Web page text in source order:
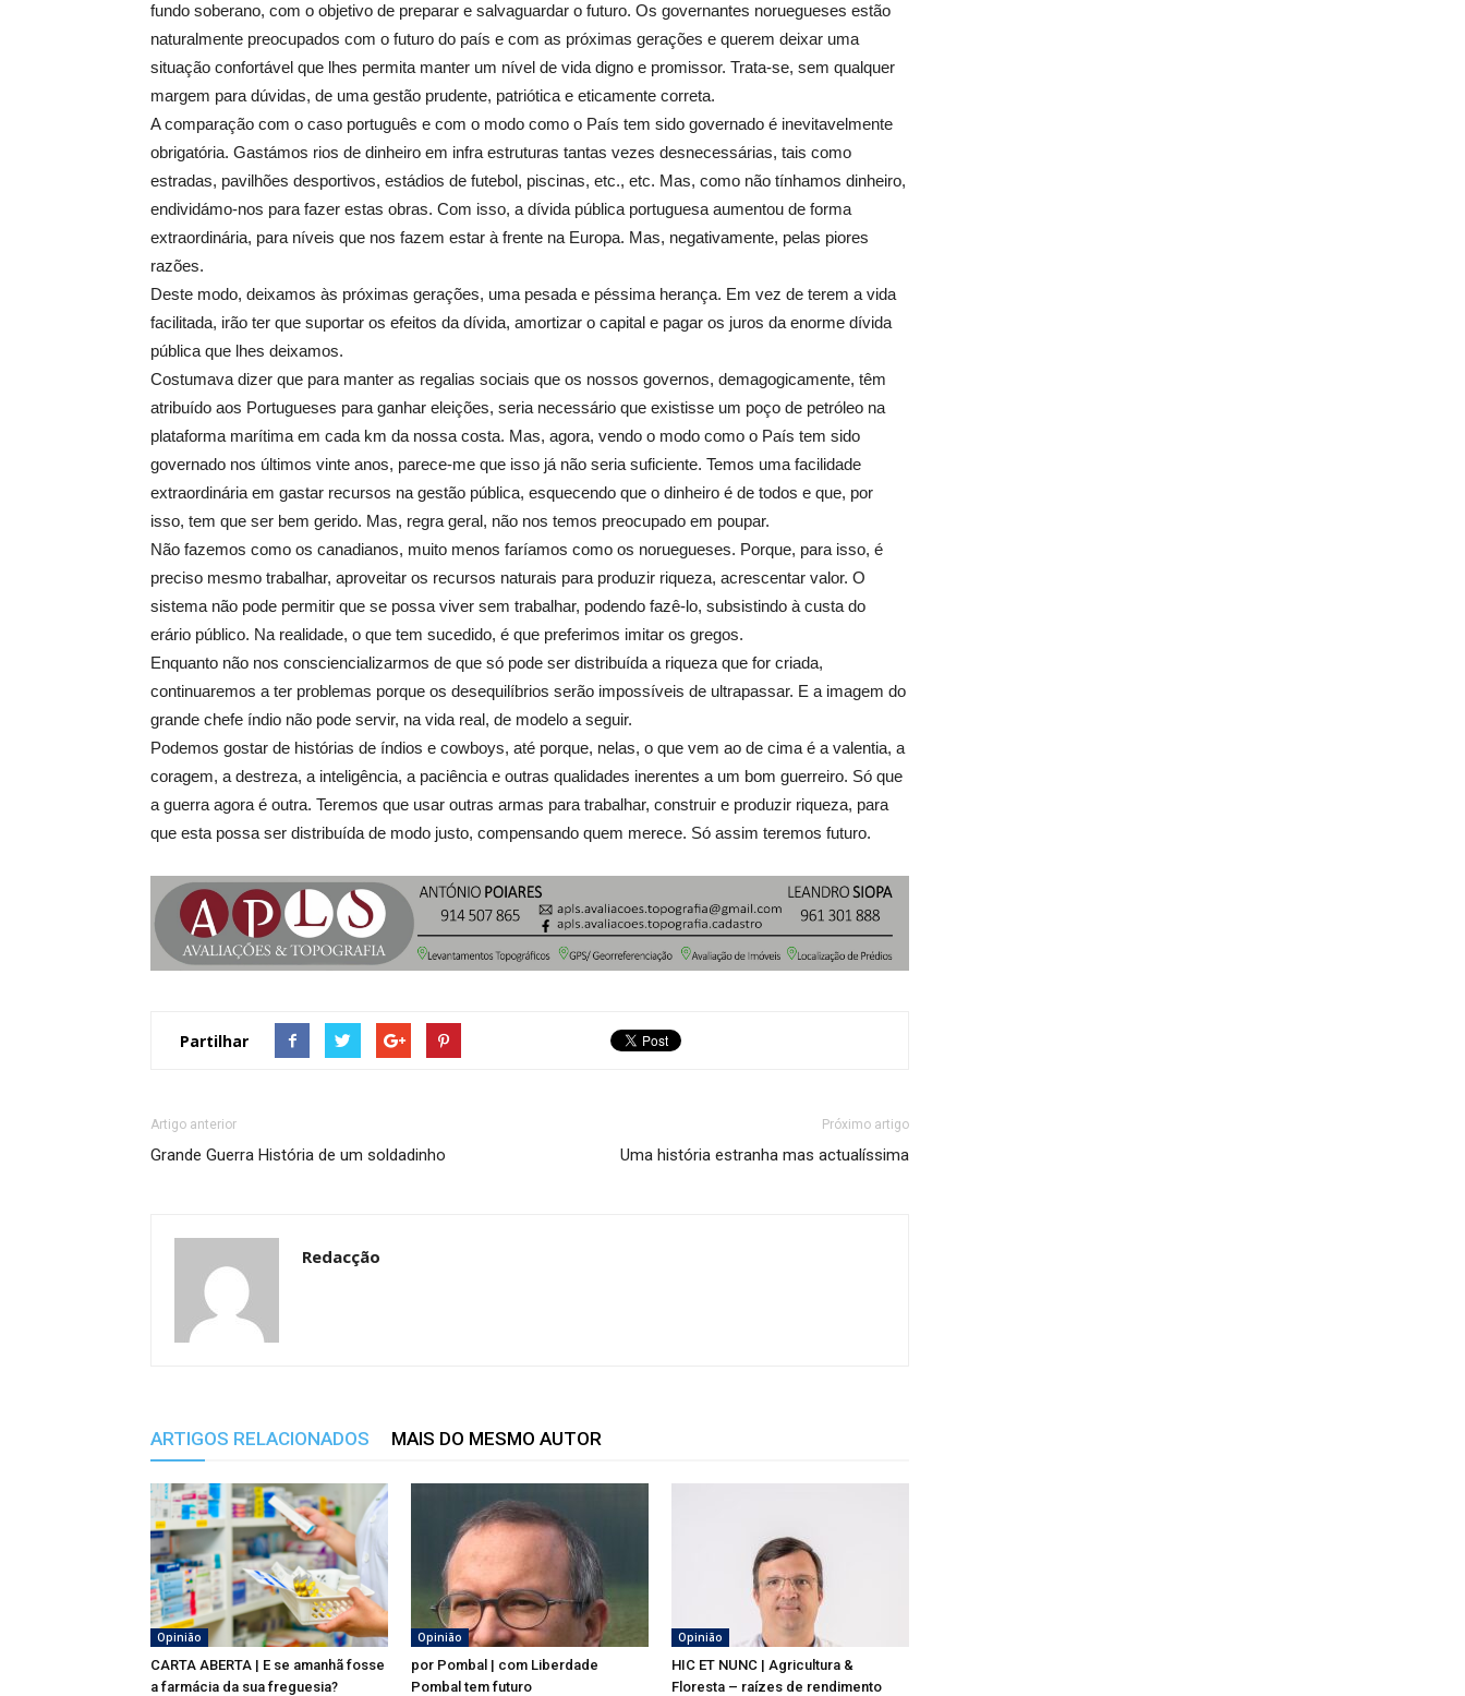
fundo soberano, com o objetivo de preparar e salvaguardar o futuro. Os governantes noruegueses estão
naturalmente preocupados com o futuro do país e com as próximas gerações e querem deixar uma
situação confortável que lhes permita manter um nível de vida digno e promissor. Trata-se, sem qualquer
margem para dúvidas, de uma gestão prudente, patriótica e eticamente correta.
A comparação com o caso português e com o modo como o País tem sido governado é inevitavelmente
obrigatória. Gastámos rios de dinheiro em infra estruturas tantas vezes desnecessárias, tais como
estradas, pavilhões desportivos, estádios de futebol, piscinas, etc., etc. Mas, como não tínhamos dinheiro,
endividámo-nos para fazer estas obras. Com isso, a dívida pública portuguesa aumentou de forma
extraordinária, para níveis que nos fazem estar à frente na Europa. Mas, negativamente, pelas piores
razões.
Deste modo, deixamos às próximas gerações, uma pesada e péssima herança. Em vez de terem a vida
facilitada, irão ter que suportar os efeitos da dívida, amortizar o capital e pagar os juros da enorme dívida
pública que lhes deixamos.
Costumava dizer que para manter as regalias sociais que os nossos governos, demagogicamente, têm
atribuído aos Portugueses para ganhar eleições, seria necessário que existisse um poço de petróleo na
plataforma marítima em cada km da nossa costa. Mas, agora, vendo o modo como o País tem sido
governado nos últimos vinte anos, parece-me que isso já não seria suficiente. Temos uma facilidade
extraordinária em gastar recursos na gestão pública, esquecendo que o dinheiro é de todos e que, por
isso, tem que ser bem gerido. Mas, regra geral, não nos temos preocupado em poupar.
Não fazemos como os canadianos, muito menos faríamos como os noruegueses. Porque, para isso, é
preciso mesmo trabalhar, aproveitar os recursos naturais para produzir riqueza, acrescentar valor. O
sistema não pode permitir que se possa viver sem trabalhar, podendo fazê-lo, subsistindo à custa do
erário público. Na realidade, o que tem sucedido, é que preferimos imitar os gregos.
Enquanto não nos consciencializarmos de que só pode ser distribuída a riqueza que for criada,
continuaremos a ter problemas porque os desequilíbrios serão impossíveis de ultrapassar. E a imagem do
grande chefe índio não pode servir, na vida real, de modelo a seguir.
Podemos gostar de histórias de índios e cowboys, até porque, nelas, o que vem ao de cima é a valentia, a
coragem, a destreza, a inteligência, a paciência e outras qualidades inerentes a um bom guerreiro. Só que
a guerra agora é outra. Teremos que usar outras armas para trabalhar, construir e produzir riqueza, para
que esta possa ser distribuída de modo justo, compensando quem merece. Só assim teremos futuro.
Partilhar
Artigo anterior
Grande Guerra História de um soldadinho
Próximo artigo
Uma história estranha mas actualíssima
Redacção
ARTIGOS RELACIONADOS MAIS DO MESMO AUTOR
Opinião
CARTA ABERTA | E se amanhã fosse
a farmácia da sua freguesia?
Opinião
por Pombal | com Liberdade
Pombal tem futuro
Opinião
HIC ET NUNC | Agricultura &
Floresta – raízes de rendimento